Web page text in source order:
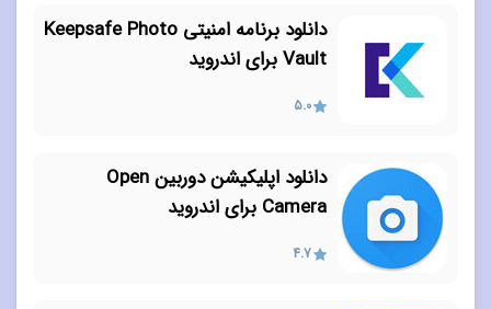
دانلود برنامه امنیتی Keepsafe Photo
Vault برای اندروید
5.0
دانلود اپلیکیشن دوربین Open
Camera برای اندروید
4.7